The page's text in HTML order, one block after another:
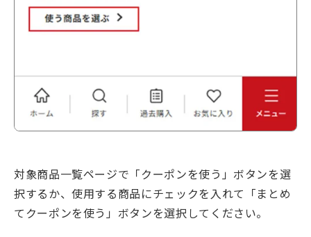
対象商品一覧ページで「クーポンを使う」ボタンを選
択するか、使用する商品にチェックを入れて「まとめ
てクーポンを使う」ボタンを選択してください。